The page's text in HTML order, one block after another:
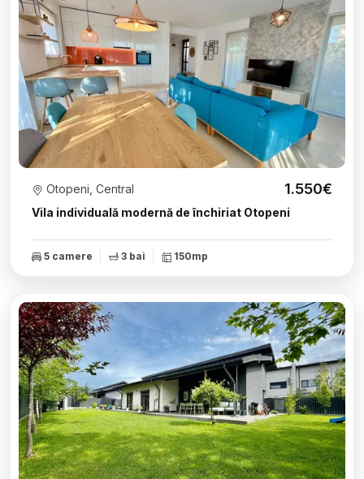
Vila individuală modernă de închiriat Otopeni
Otopeni, Central 1.550€
5 camere 3 bai 150mp